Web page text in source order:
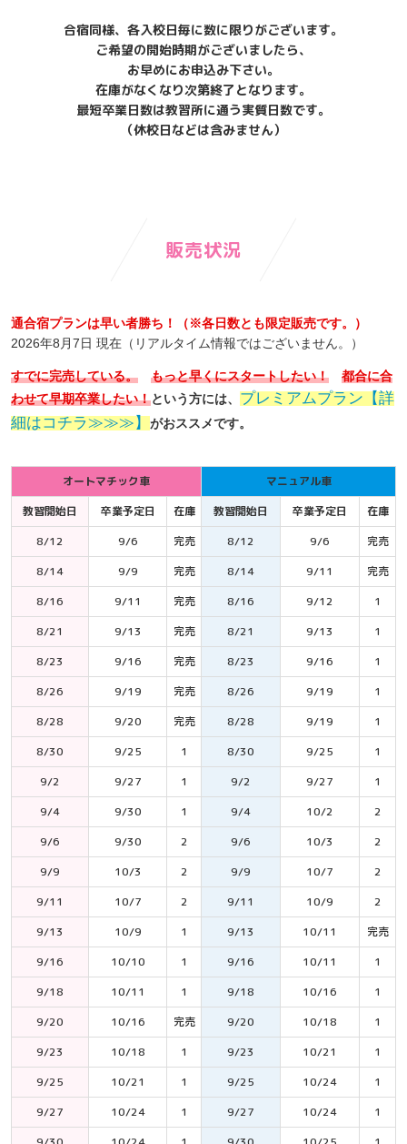
合宿同様、各入校日毎に数に限りがございます。
ご希望の開始時期がございましたら、
お早めにお申込み下さい。
在庫がなくなり次第終了となります。
最短卒業日数は教習所に通う実質日数です。
（休校日などは含みません）
販売状況
通合宿プランは早い者勝ち！（※各日数とも限定販売です。）
2026年8月7日 現在（リアルタイム情報ではございません。）
すでに完売している。 もっと早くにスタートしたい！
都合に合
わせて早期卒業したい！という方には、 プレミアムプラン【詳
細はコチラ≫≫≫】 がおススメです。
オートマチック車
マニュアル車
教習開始日
卒業予定日 在庫 教習開始日 卒業予定日
在庫
8/12
9/6 完売 8/12 9/6
完売
8/14
9/9 完売 8/14 9/11
完売
8/16
9/11 完売 8/16 9/12
1
8/21
9/13 完売 8/21 9/13
1
8/23
9/16 完売 8/23 9/16
1
8/26
9/19 完売 8/26 9/19
1
8/28
9/20 完売 8/28 9/19
1
8/30
9/25 1 8/30 9/25
1
9/2
9/27 1 9/2 9/27
1
9/4
9/30 1 9/4 10/2
2
9/6
9/30 2 9/6 10/3
2
9/9
10/3 2 9/9 10/7
2
9/11
10/7 2 9/11 10/9
2
9/13
10/9 1 9/13 10/11
完売
9/16
10/10 1 9/16 10/11
1
9/18
10/11 1 9/18 10/16
1
9/20
10/16 完売 9/20 10/18
1
9/23
10/18 1 9/23 10/21
1
9/25
10/21 1 9/25 10/24
1
9/27
10/24 1 9/27 10/24
1